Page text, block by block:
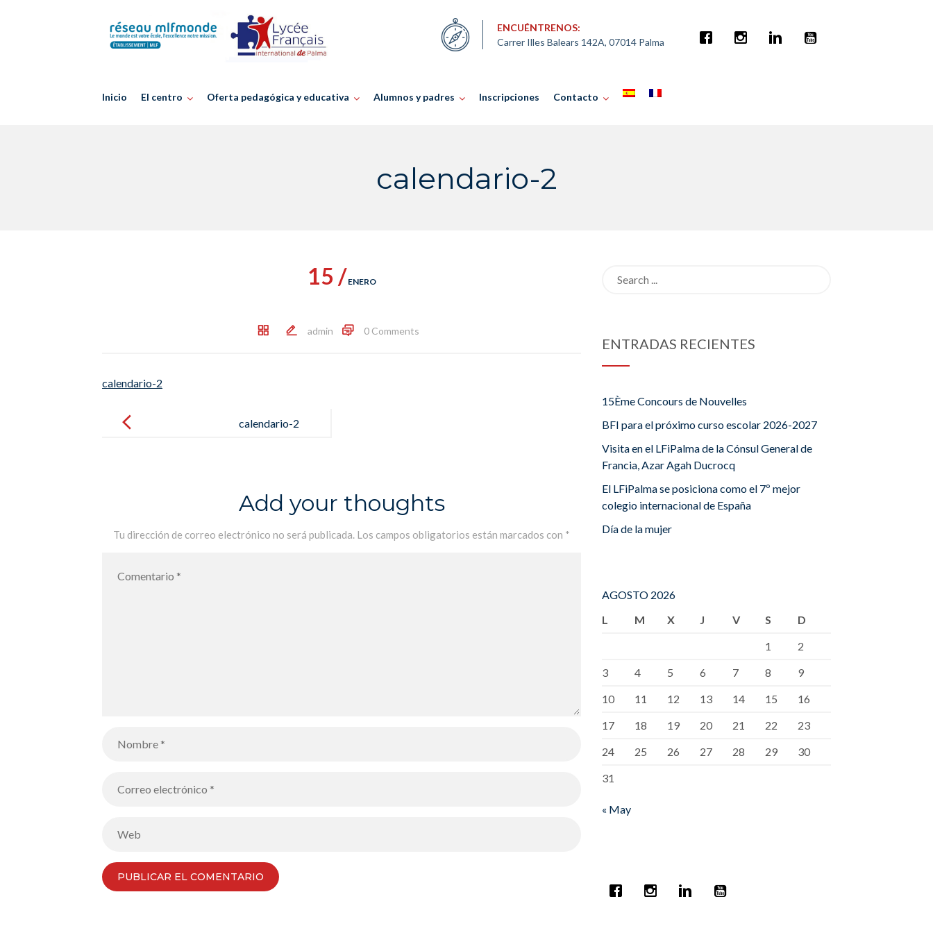
ENCUÉNTRENOS:
Carrer Illes Balears 142A, 07014 Palma
Inicio El centro Oferta pedagógica y educativa Alumnos y padres Inscripciones Contacto
calendario-2
15 / ENERO
admin 0 Comments
calendario-2
navigation
calendario-2
Add your thoughts
Tu dirección de correo electrónico no será publicada. Los campos obligatorios están marcados con *
ENTRADAS RECIENTES
15Ème Concours de Nouvelles
BFI para el próximo curso escolar 2026-2027
Visita en el LFiPalma de la Cónsul General de
Francia, Azar Agah Ducrocq
El LFiPalma se posiciona como el 7º mejor
colegio internacional de España
Día de la mujer
AGOSTO 2026
L
M X J V S
D
1
2
3
4 5 6 7 8
9
10
11 12 13 14 15
16
17
18 19 20 21 22
23
24
25 26 27 28 29
30
31
« May